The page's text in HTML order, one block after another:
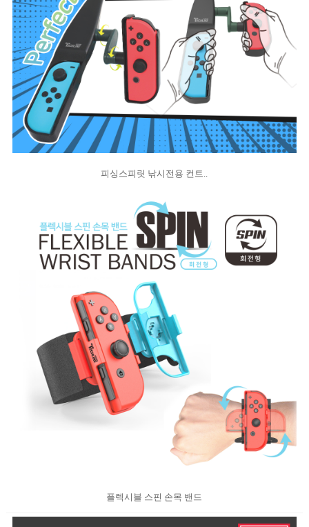
피싱스피릿 낚시전용 컨트..
플렉시블 스핀 손목 밴드